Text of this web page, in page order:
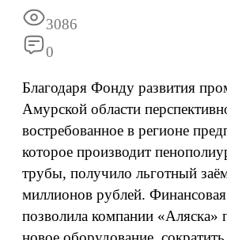
3086
0
Благодаря Фонду развития
Амурской области
востребованное в регионе
которое производит
трубы, получило льготный
миллионов рублей.
позволила компании «Аляска»